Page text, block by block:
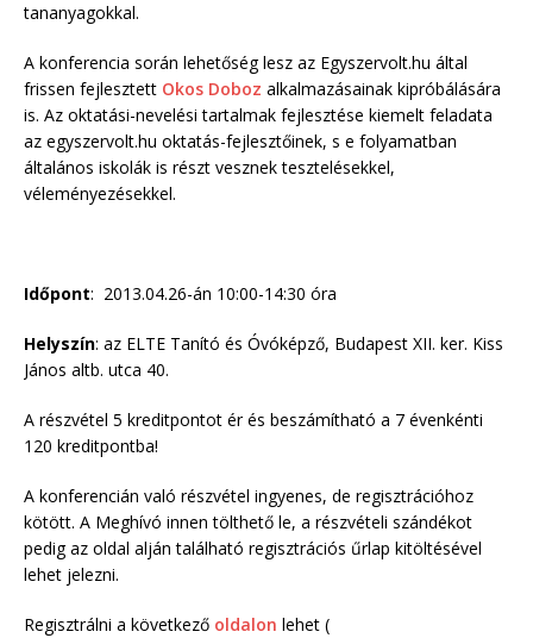
tananyagokkal.
A konferencia során lehetőség lesz az Egyszervolt.hu által
frissen fejlesztett Okos Doboz alkalmazásainak kipróbálására
is. Az oktatási-nevelési tartalmak fejlesztése kiemelt feladata
az egyszervolt.hu oktatás-fejlesztőinek, s e folyamatban
általános iskolák is részt vesznek tesztelésekkel,
véleményezésekkel.
Időpont: 2013.04.26-án 10:00-14:30 óra
Helyszín: az ELTE Tanító és Óvóképző, Budapest XII. ker. Kiss
János altb. utca 40.
A részvétel 5 kreditpontot ér és beszámítható a 7 évenkénti
120 kreditpontba!
A konferencián való részvétel ingyenes, de regisztrációhoz
kötött. A Meghívó innen tölthető le, a részvételi szándékot
pedig az oldal alján található regisztrációs űrlap kitöltésével
lehet jelezni.
Regisztrálni a következő oldalon lehet (